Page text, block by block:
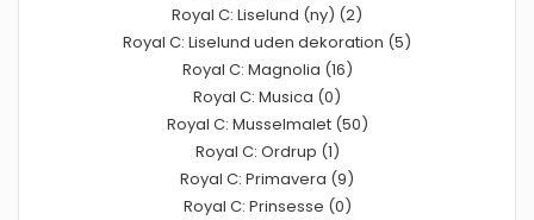
Royal C: Liselund (ny) (2)
Royal C: Liselund uden dekoration (5)
Royal C: Magnolia (16)
Royal C: Musica (0)
Royal C: Musselmalet (50)
Royal C: Ordrup (1)
Royal C: Primavera (9)
Royal C: Prinsesse (0)